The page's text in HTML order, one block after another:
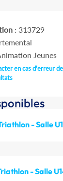
: 313729
Jeunes
en cas d'erreur
- Salle
- Salle